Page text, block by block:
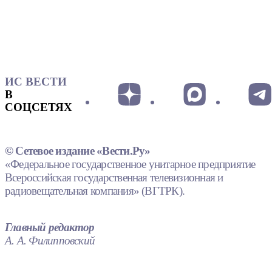
ИС ВЕСТИ
В
СОЦСЕТЯХ
© Сетевое издание «Вести.Ру»
«Федеральное государственное унитарное предприятие
Всероссийская государственная телевизионная и
радиовещательная компания» (ВГТРК).
Главный редактор
А. А. Филипповский